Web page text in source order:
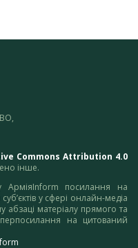
Commons Attribution 4.0
інше.
АрміяInform посилання на
у сфері онлайн-медіа
матеріалу прямого та
на цитований